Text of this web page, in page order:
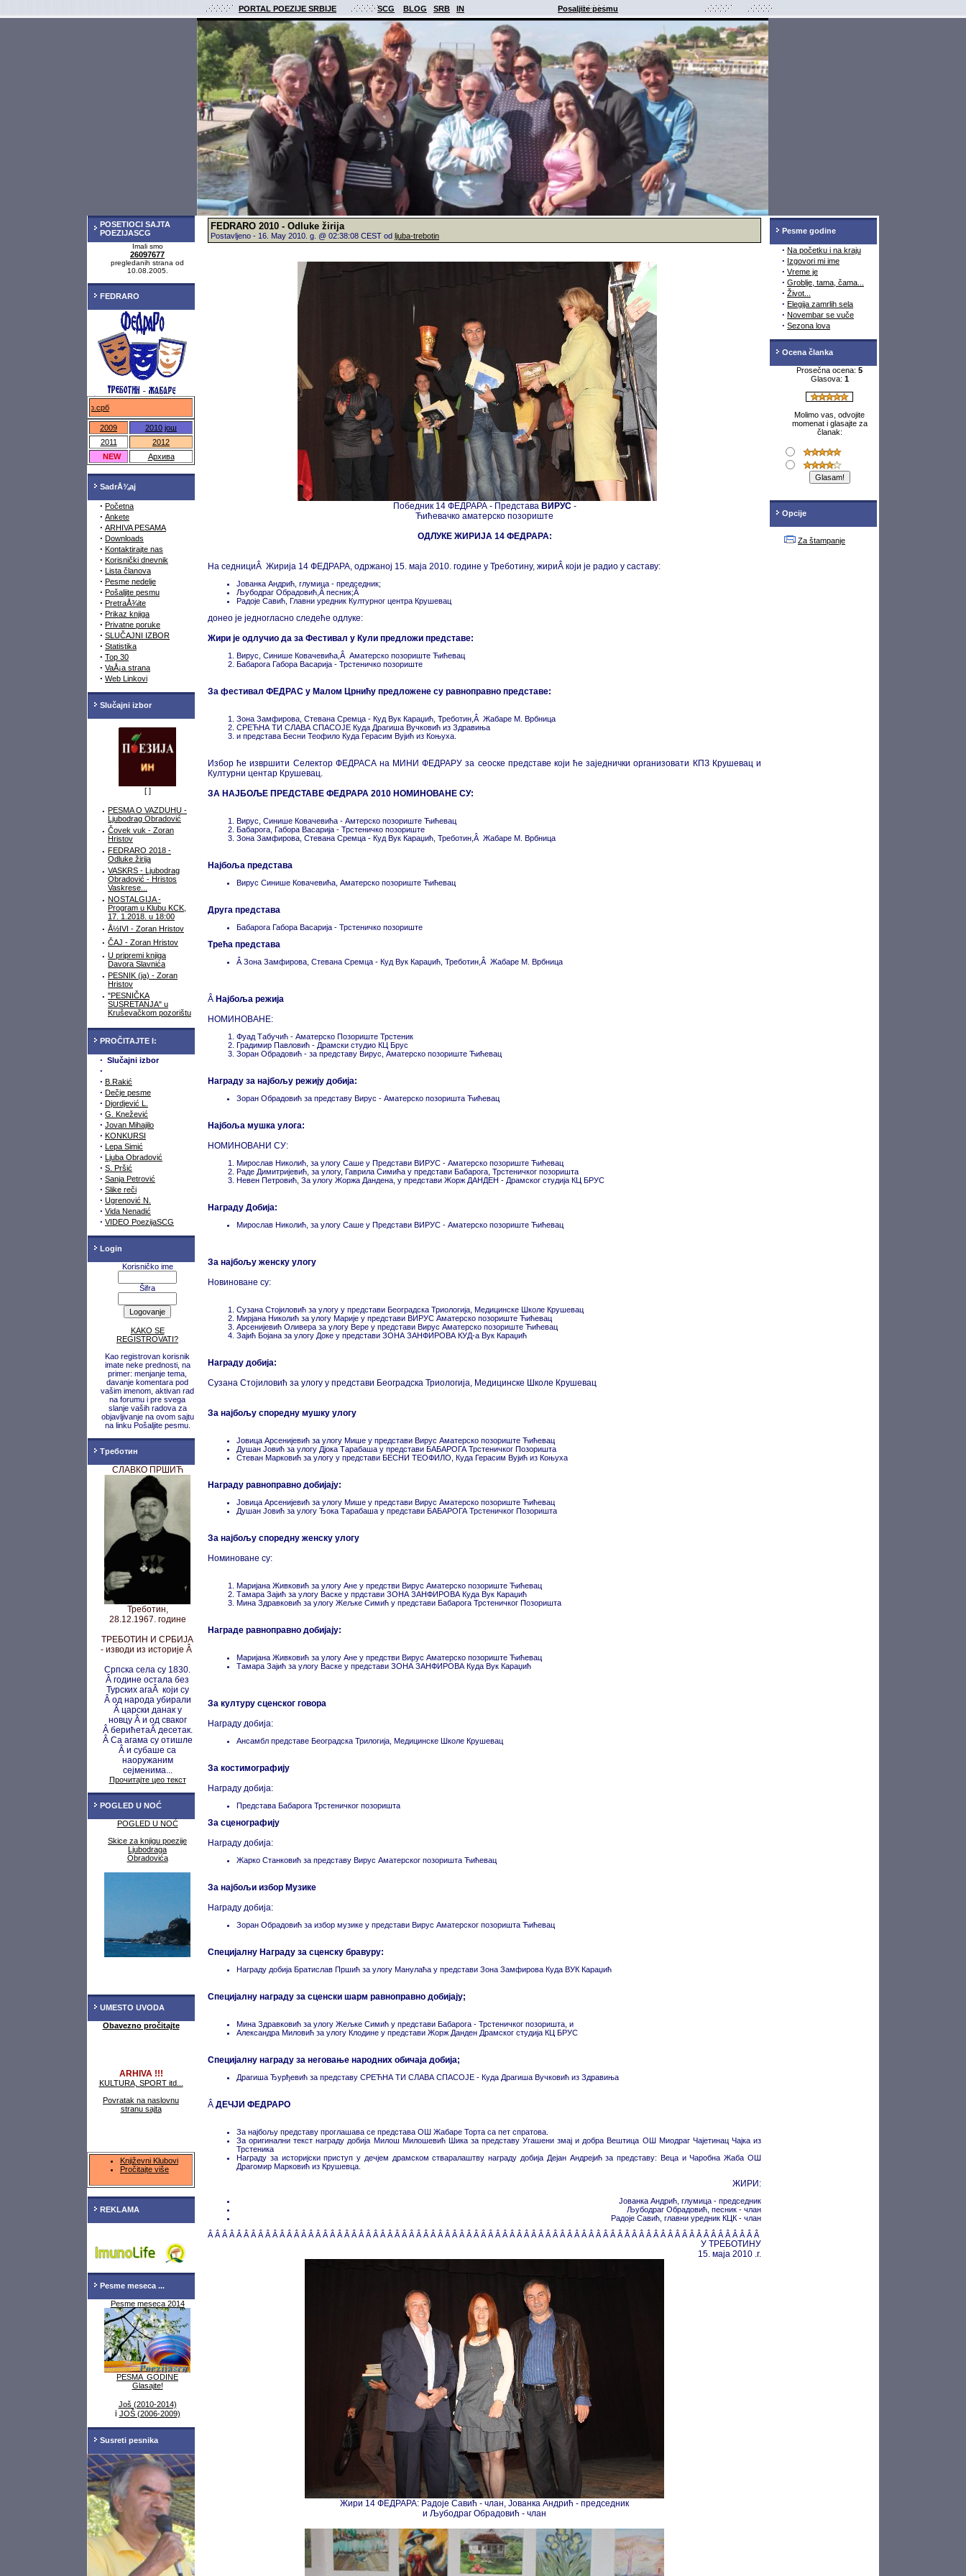
PORTAL POEZIJE SRBIJE SCG BLOG SRB IN Posaljite pesmu
POSETIOCI SAJTA
POEZIJASCG
Imali smo
26097677
pregledanih strana od
10.08.2005.
FEDRARO
2009 2010 још
2011
2012
NEW
Архива
SadrÅ¾aj
· Početna
· Ankete
· ARHIVA PESAMA
· Downloads
· Kontaktirajte nas
· Korisnički dnevnik
· Lista članova
· Pesme nedelje
· Pošaljite pesmu
· PretraÅ¾ite
· Prikaz knjiga
· Privatne poruke
· SLUČAJNI IZBOR
· Statistika
· Top 30
· VaÅ¡a strana
· Web Linkovi
Slučajni izbor
[ ]
· PESMA O VAZDUHU -
Ljubodrag Obradović
· Čovek vuk - Zoran
Hristov
· FEDRARO 2018 -
Odluke žirija
· VASKRS - Ljubodrag
Obradović - Hristos
Vaskrese...
· NOSTALGIJA -
Program u Klubu KCK,
17. 1.2018. u 18:00
· Å½IVI - Zoran Hristov
· ČAJ - Zoran Hristov
· U pripremi knjiga
Davora Slavnića
· PESNIK (ja) - Zoran
Hristov
· "PESNIČKA
SUSRETANJA" u
Kruševačkom pozorištu
PROČITAJTE I:
· Slučajni izbor
·
· B.Rakić
· Dečje pesme
· Djordjević L.
· G. Knežević
· Jovan Mihajilo
· KONKURSI
· Lepa Simić
· Ljuba Obradović
· S. Pršić
· Sanja Petrović
· Slike reči
· Ugrenović N.
· Vida Nenadić
· VIDEO PoezijaSCG
Login
Korisničko ime
Šifra
KAKO SE
REGISTROVATI?
Kao registrovan korisnik
imate neke prednosti, na
primer: menjanje tema,
davanje komentara pod
vašim imenom, aktivan rad
na forumu i pre svega
slanje vaših radova za
objavljivanje na ovom sajtu
na linku Pošaljite pesmu.
Треботин
СЛАВКО ПРШИЋ
Треботин,
28.12.1967. године
ТРЕБОТИН И СРБИЈА
- изводи из историје Â
Српска села су 1830.
Â године остала без
Турских агаÂ који су
Â од народа убирали
Â царски данак у
новцу Â и од сваког
Â берићетаÂ десетак.
Â Са агама су отишле
Â и субаше са
наоружаним
сејменима...
Прочитајте цео текст
POGLED U NOĆ
POGLED U NOĆ
Skice za knjigu poezije
Ljubodraga
Obradovića
UMESTO UVODA
Obavezno pročitajte
ARHIVA !!!
KULTURA, SPORT itd...
Povratak na naslovnu
stranu sajta
Književni Klubovi
Pročitajte više
REKLAMA
Pesme meseca ...
Pesme meseca 2014
PESMA GODINE
Glasajte!
Još (2010-2014)
i JOŠ (2006-2009)
Susreti pesnika
FEDRARO 2010 - Odluke žirija
Postavljeno - 16. May 2010. g. @ 02:38:08 CEST od ljuba-trebotin
Победник 14 ФЕДРАРА - Представа ВИРУС-
Ћићевачко аматерско позориште
ОДЛУКЕ ЖИРИЈА 14 ФЕДРАРА:
На седнициÂ Жирија 14 ФЕДРАРА, одржаној 15. маја 2010. године у Треботину, жириÂ који је радио у саставу:
Јованка Андрић, глумица - председник;
Љубодраг Обрадовић,Â песник;Â
Радоје Савић, Главни уредник Културног центра Крушевац
донео је једногласнo следеће одлуке:
Жири је одлучио да за Фестивал у Кули предложи представе:
Вирус, Синише Ковачевића,Â Аматерско позориште Ћићевац
Бабарога Габора Васарија - Трстеничко позориште
За фестивал ФЕДРАС у Малом Црнићу предложене су равноправно представе:
Зона Замфирова, Стевана Сремца - Куд Вук Караџић, Треботин,Â Жабаре М. Врбница
СРЕЋНА ТИ СЛАВА СПАСОЈЕ Куда Драгиша Вучковић из Здравиња
и представа Бесни Теофило Куда Герасим Вујић из Коњуха.
Избор ће извршити Селектор ФЕДРАСА на МИНИ ФЕДРАРУ за сеоске представе који ће заједнички организовати КПЗ Крушевац и
Културни центар Крушевац.
ЗА НАЈБОЉЕ ПРЕДСТАВЕ ФЕДРАРА 2010 НОМИНОВАНЕ СУ:
Вирус, Синише Ковачевића - Амтерско позориште Ћићевац
Бабарога, Габора Васарија - Трстеничко позориште
Зона Замфирова, Стевана Сремца - Куд Вук Караџић, Треботин,Â Жабаре М. Врбница
Најбоља представа
Вирус Синише Ковачевића, Аматерско позориште Ћићевац
Друга представа
Бабарога Габора Васарија - Трстеничко позориште
Трећа представа
Â Зона Замфирова, Стевана Сремца - Куд Вук Караџић, Треботин,Â Жабаре М. Врбница
Â Најбоља режија
НОМИНОВАНЕ:
Фуад Табучић - Аматерско Позориште Трстеник
Градимир Павловић - Драмски студио КЦ Брус
Зоран Обрадовић - за представу Вирус, Аматерско позориште Ћићевац
Награду за најбољу режију добија:
Зоран Обрадовић за представу Вирус - Аматерско позоришта Ћићевац
Најбоља мушка улога:
НОМИНОВАНИ СУ:
Мирослав Николић, за улогу Саше у Представи ВИРУС - Аматерско позориште Ћићевац
Раде Димитријевић, за улогу, Гаврила Симића у представи Бабарога, Трстеничког позоришта
Невен Петровић, За улогу Жоржа Дандена, у представи Жорж ДАНДЕН - Драмског студија КЦ БРУС
Награду Добија:
Мирослав Николић, за улогу Саше у Представи ВИРУС - Аматерско позориште Ћићевац
За најбољу женску улогу
Новиноване су:
Сузана Стојиловић за улогу у представи Београдска Триологија, Медицинске Школе Крушевац
Мирјана Николић за улогу Марије у представи ВИРУС Аматерско позориште Ћићевац
Арсенијевић Оливера за улогу Вере у представи Вирус Аматерско позориште Ћићевац
Зајић Бојана за улогу Доке у представи ЗОНА ЗАНФИРОВА КУД-а Вук Караџић
Награду добија:
Сузана Стојиловић за улогу у представи Београдска Триологија, Медицинске Школе Крушевац
За најбољу споредну мушку улогу
Јовица Арсенијевић за улогу Мише у представи Вирус Аматерско позориште Ћићевац
Душан Јовић за улогу Дјока Тарабаша у представи БАБАРОГА Трстеничког Позоришта
Стеван Марковић за улогу у представи БЕСНИ ТЕОФИЛО, Куда Герасим Вујић из Коњуха
Награду равноправно добијају:
Јовица Арсенијевић за улогу Мише у представи Вирус Аматерско позориште Ћићевац
Душан Јовић за улогу Ђока Тарабаша у представи БАБАРОГА Трстеничког Позоришта
За најбољу споредну женску улогу
Номиноване су:
Маријана Живковић за улогу Ане у предстви Вирус Аматерско позориште Ћићевац
Тамара Зајић за улогу Васке у прдстави ЗОНА ЗАНФИРОВА Куда Вук Караџић
Мина Здравковић за улогу Жељке Симић у представи Бабарога Трстеничког Позоришта
Награде равноправно добијају:
Маријана Живковић за улогу Ане у предстви Вирус Аматерско позориште Ћићевац
Тамара Зајић за улогу Васке у представи ЗОНА ЗАНФИРОВА Куда Вук Караџић
За културу сценског говора
Награду добија:
Ансамбл представе Београдска Трилогија, Медицинске Школе Крушевац
За костимографију
Награду добија:
Представа Бабарога Трстеничког позоришта
За сценографију
Награду добија:
Жарко Станковић за представу Вирус Аматерског позоришта Ћићевац
За најбољи избор Музике
Награду добија:
Зоран Обрадовић за избор музике у представи Вирус Аматерског позоришта Ћићевац
Специјалну Награду за сценску бравуру:
Награду добија Братислав Пршић за улогу Манулаћа у представи Зона Замфирова Куда ВУК Караџић
Специјалну награду за сценски шарм равноправно добијају;
Мина Здравковић за улогу Жељке Симић у представи Бабарога - Трстеничког позоришта, и
Александра Миловић за улогу Клодине у представи Жорж Данден Драмског студија КЦ БРУС
Специјалну награду за неговање народних обичаја добија;
Драгиша Ђурђевић за представу СРЕЋНА ТИ СЛАВА СПАСОЈЕ - Куда Драгиша Вучковић из Здравиња
Â ДЕЧЈИ ФЕДРАРО
За најбољу представу проглашава се представа ОШ Жабаре Торта са пет спратова.
За оригинални текст награду добија Милош Милошевић Шика за представу Угашени змај и добра Вештица ОШ Миодраг Чајетинац Чајка из
Трстеника
Награду за историјски приступ у дечјем драмском стваралаштву награду добија Дејан Андрејић за представу: Веца и Чаробна Жаба ОШ
Драгомир Марковић из Крушевца.
ЖИРИ:
Јованка Андрић, глумица - председник
Љубодраг Обрадовић, песник - члан
Радоје Савић, главни уредник КЦК - члан
Â Â Â Â Â Â Â Â Â Â Â Â Â Â Â Â Â Â Â Â Â Â Â Â Â Â Â Â Â Â Â Â Â Â Â Â Â Â Â Â Â Â Â Â Â Â Â Â Â Â Â Â Â Â Â Â Â Â Â Â Â Â Â Â Â Â Â Â Â Â Â Â Â Â Â Â Â
У ТРЕБОТИНУ
15. маја 2010 .г.
Жири 14 ФЕДРАРА: Радоје Савић - члан, Јованка Андрић - председник
и Љубодраг Обрадовић - члан
Pesme godine
· Na početku i na kraju
· Izgovori mi ime
· Vreme je
· Groblje, tama, čama...
· Život...
· Elegija zamrlih sela
· Novembar se vuče
· Sezona lova
Ocena članka
Prosečna ocena: 5
Glasova: 1
Molimo vas, odvojite
momenat i glasajte za
članak:
Opcije
Za štampanje